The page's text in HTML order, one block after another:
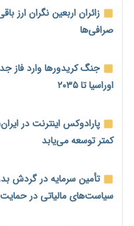
زائران اربعین نگران ارز
صرافی‌ها
اوراسیا تا ۲۰۳۵
پارادوکس اینترنت در
کمتر توسعه می‌یابد
تأمین سرمایه در گردش
سیاست‌های مالیاتی در حمایت